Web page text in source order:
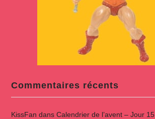
Commentaires récents
KissFan dans Calendrier de l’avent – Jour